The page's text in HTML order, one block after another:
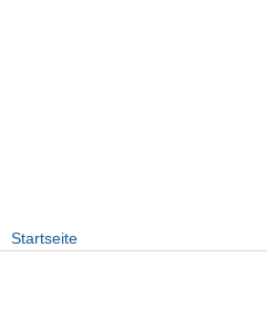
Startseite